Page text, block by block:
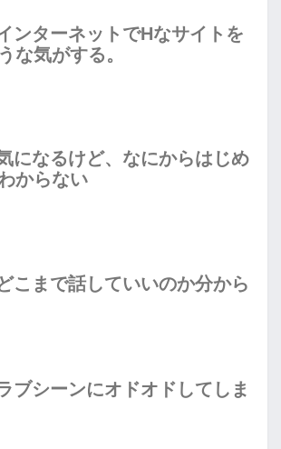
ンターネットでHなサイトを
な気がする。
になるけど、なにからはじめ
からない
こまで話していいのか分から
ブシーンにオドオドしてしま